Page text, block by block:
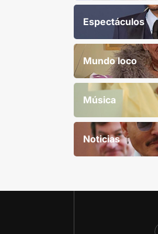
Espectáculos
Mundo loco
Música
Noticias